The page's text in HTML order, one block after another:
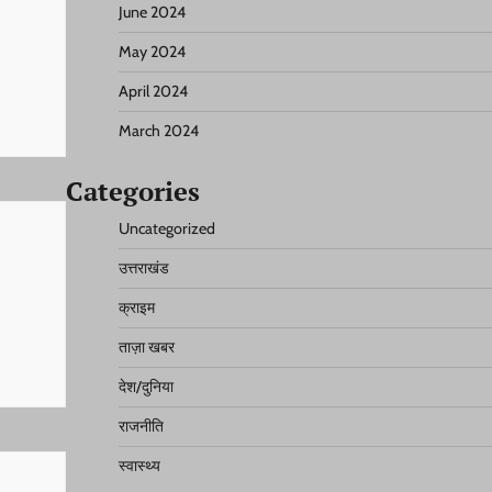
June 2024
May 2024
April 2024
March 2024
Categories
Uncategorized
उत्तराखंड
क्राइम
ताज़ा खबर
देश/दुनिया
राजनीति
स्वास्थ्य